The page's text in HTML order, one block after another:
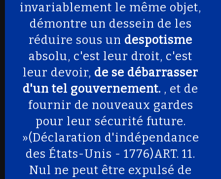
invariablement le même objet,
démontre un dessein de les
réduire sous un despotisme
absolu, c'est leur droit, c'est
leur devoir, de se débarrasser
d'un tel gouvernement. , et de
fournir de nouveaux gardes
pour leur sécurité future.
»(Déclaration d'indépendance
des États-Unis - 1776)ART. 11.
Nul ne peut être expulsé de